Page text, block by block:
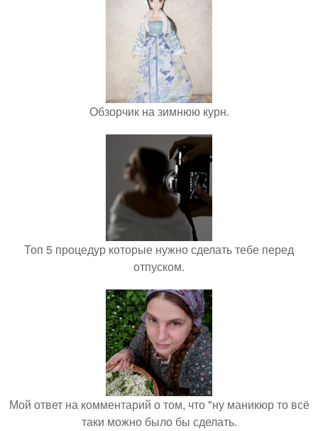
Обзорчик на зимнюю курн.
Топ 5 процедур которые нужно сделать тебе перед
отпуском.
Мой ответ на комментарий о том, что "ну маникюр то всё
таки можно было бы сделать.